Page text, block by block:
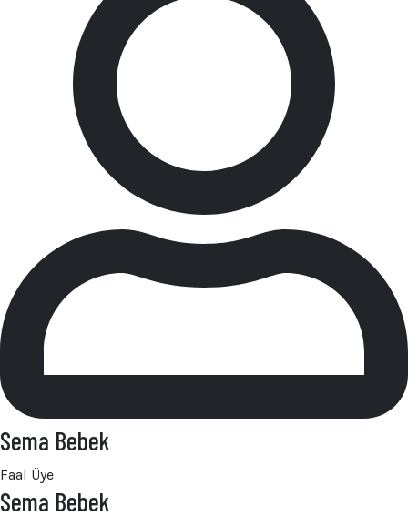
Sema Bebek
Faal Üye
Sema Bebek